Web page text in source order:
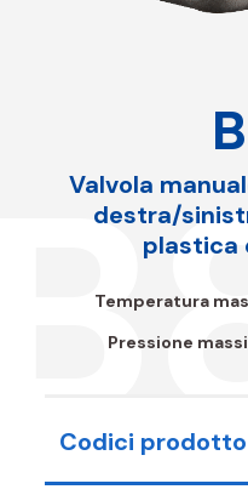
Valvola
destra/
plastica
Temperatura
Pressione
Codici prodotto